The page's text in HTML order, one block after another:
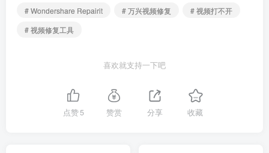
# Wondershare Repairit
# 万兴视频修复
# 视频打不开
# 视频修复工具
喜欢就支持一下吧
点赞5 赞赏 分享 收藏